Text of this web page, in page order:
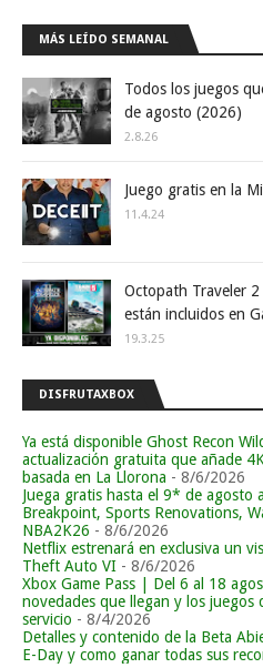
MÁS LEÍDO SEMANAL
Todos los juegos
de agosto (2026)
2.8.26
Juego gratis en la
11.4.24
Octopath Traveler
están incluidos en
19.3.25
DISFRUTAXBOX
Ya está disponible Ghost Recon
actualización gratuita que añade
basada en La Llorona - 8/6/2026
Juega gratis hasta el 9* de agosto
Breakpoint, Sports Renovations,
NBA2K26 - 8/6/2026
Netflix estrenará en exclusiva un
Theft Auto VI - 8/6/2026
Xbox Game Pass | Del 6 al 18
novedades que llegan y los juegos
servicio - 8/4/2026
Detalles y contenido de la Beta
E-Day y como ganar todas sus